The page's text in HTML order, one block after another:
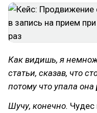
Как видишь, я
статьи, сказав, что
потому что упала она
Шучу, конечно. Чудес